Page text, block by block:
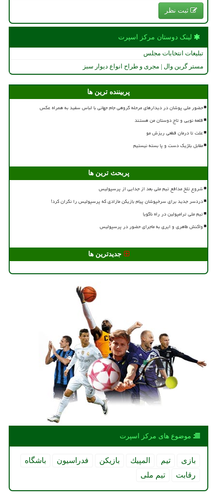
ثبت نظر
لینک دوستان مركز اسپرت
تبلیغات انتخابات مجلس
مستر گرین وال | مجری و طراح انواع دیوار سبز
پربیننده ترین ها
حضور ملی پوشان در دیدارهای مرحله گروهی جام جهانی با لباس سفید به همراه عکس
قلعه نویی و تاج دوستان من هستند
علت تا درمان قطعی ریزش مو
مقابل بلژیک دست و پا بسته نیستیم
پربحث ترین ها
شروع تلخ مدافع تیم ملی بعد از جدایی از پرسپولیس
دردسر جدید برای سرخپوشان پیام بازیکن مازادی که پرسپولیس را نگران کرد!
تیم ملی ترامپولین در راه ناگویا
واکنش طاهری و ایری به ماجرای حضور در پرسپولیس
جدیدترین ها
موضوع های مركز اسپرت
بازی تیم المپیك بازیكن فدراسیون
باشگاه
رقابت
تیم ملی